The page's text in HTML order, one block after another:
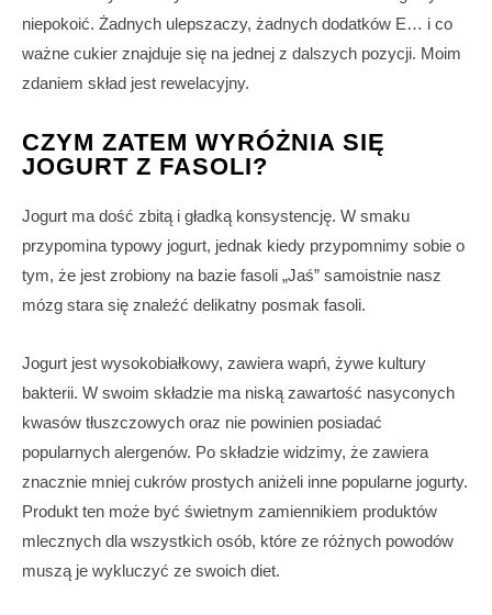
niepokoić. Żadnych ulepszaczy, żadnych dodatków E… i co
ważne cukier znajduje się na jednej z dalszych pozycji. Moim
zdaniem skład jest rewelacyjny.
CZYM ZATEM WYRÓŻNIA SIĘ
JOGURT Z FASOLI?
Jogurt ma dość zbitą i gładką konsystencję. W smaku
przypomina typowy jogurt, jednak kiedy przypomnimy sobie o
tym, że jest zrobiony na bazie fasoli „Jaś” samoistnie nasz
mózg stara się znaleźć delikatny posmak fasoli.
Jogurt jest wysokobiałkowy, zawiera wapń, żywe kultury
bakterii. W swoim składzie ma niską zawartość nasyconych
kwasów tłuszczowych oraz nie powinien posiadać
popularnych alergenów. Po składzie widzimy, że zawiera
znacznie mniej cukrów prostych aniżeli inne popularne jogurty.
Produkt ten może być świetnym zamiennikiem produktów
mlecznych dla wszystkich osób, które ze różnych powodów
muszą je wykluczyć ze swoich diet.